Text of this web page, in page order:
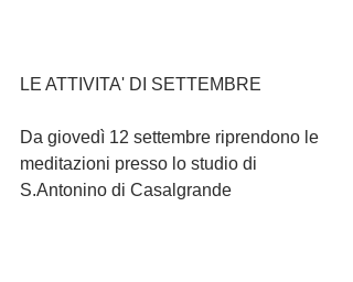
LE ATTIVITA' DI SETTEMBRE
Da giovedì 12 settembre riprendono le
meditazioni presso lo studio di
S.Antonino di Casalgrande